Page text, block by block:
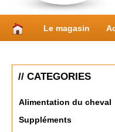
Le magasin
// CATEGORIES
Alimentation du cheval
Suppléments